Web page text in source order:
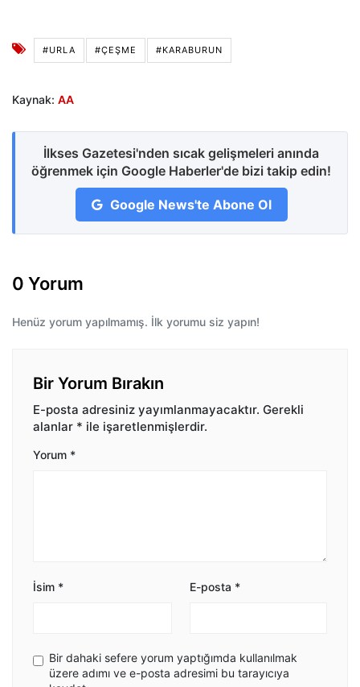
#URLA #ÇEŞME #KARABURUN
Kaynak: AA
İlkses Gazetesi'nden sıcak gelişmeleri anında
öğrenmek için Google Haberler'de bizi takip edin!
Google News'te Abone Ol
0 Yorum
Henüz yorum yapılmamış. İlk yorumu siz yapın!
Bir Yorum Bırakın
E-posta adresiniz yayımlanmayacaktır. Gerekli
alanlar * ile işaretlenmişlerdir.
Yorum *
İsim * E-posta *
Bir dahaki sefere yorum yaptığımda kullanılmak
üzere adımı ve e-posta adresimi bu tarayıcıya